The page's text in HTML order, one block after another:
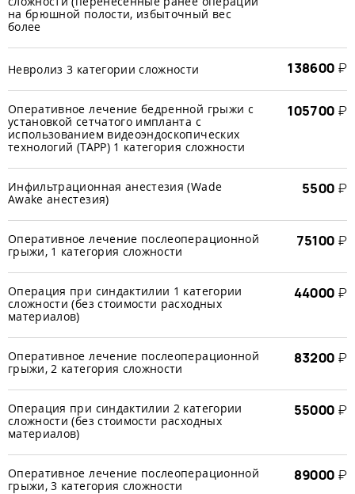
на брюшной полости, избыточный вес
более
Невролиз 3 категории сложности 138600 ₽
Оперативное лечение бедренной грыжи с
установкой сетчатого импланта с
использованием видеоэндоскопических
технологий (TAРP) 1 категория сложности
105700 ₽
Инфильтрационная анестезия (Wade
Awake анестезия)
5500 ₽
Оперативное лечение послеоперационной
грыжи, 1 категория сложности
75100 ₽
Операция при синдактилии 1 категории
сложности (без стоимости расходных
материалов)
44000 ₽
Оперативное лечение послеоперационной
грыжи, 2 категория сложности
83200 ₽
Операция при синдактилии 2 категории
сложности (без стоимости расходных
материалов)
55000 ₽
Оперативное лечение послеоперационной
грыжи, 3 категория сложности
89000 ₽